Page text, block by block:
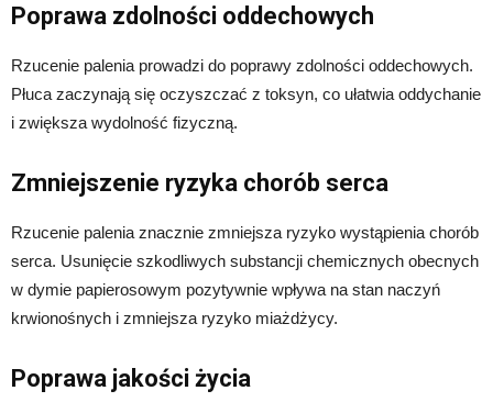
Poprawa zdolności oddechowych
Rzucenie palenia prowadzi do poprawy zdolności oddechowych.
Płuca zaczynają się oczyszczać z toksyn, co ułatwia oddychanie
i zwiększa wydolność fizyczną.
Zmniejszenie ryzyka chorób serca
Rzucenie palenia znacznie zmniejsza ryzyko wystąpienia chorób
serca. Usunięcie szkodliwych substancji chemicznych obecnych
w dymie papierosowym pozytywnie wpływa na stan naczyń
krwionośnych i zmniejsza ryzyko miażdżycy.
Poprawa jakości życia